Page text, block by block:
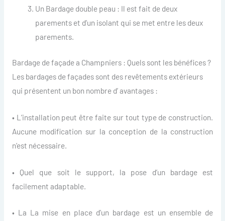
Un Bardage double peau : Il est fait de deux
parements et d’un isolant qui se met entre les deux
parements.
Bardage de façade a Champniers : Quels sont les bénéfices ?
Les bardages de façades sont des revêtements extérieurs
qui présentent un bon nombre d’ avantages :
• L’installation peut être faite sur tout type de construction.
Aucune modification sur la conception de la construction
n’est nécessaire.
• Quel que soit le support, la pose d’un bardage est
facilement adaptable.
• La La mise en place d’un bardage est un ensemble de